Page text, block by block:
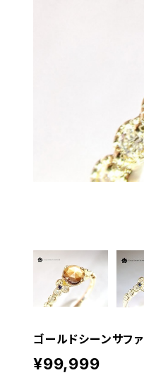
ゴールドシーンサファ
¥99,999